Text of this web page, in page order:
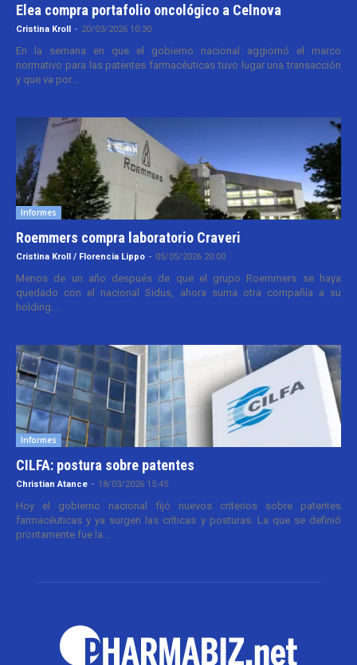
Elea compra portafolio oncológico a Celnova
Cristina Kroll - 20/03/2026 10:30
En la semana en que el gobierno nacional aggiornó el marco
normativo para las patentes farmacéuticas tuvo lugar una transacción
y que va por...
Informes
Roemmers compra laboratorio Craveri
Cristina Kroll / Florencia Lippo - 05/05/2026 20:00
Menos de un año después de que el grupo Roemmers se haya
quedado con el nacional Sidus, ahora suma otra compañía a su
holding....
Informes
CILFA: postura sobre patentes
Christian Atance - 18/03/2026 15:45
Hoy el gobierno nacional fijó nuevos criterios sobre patentes
farmacéuticas y ya surgen las críticas y posturas. La que se definió
prontamente fue la...